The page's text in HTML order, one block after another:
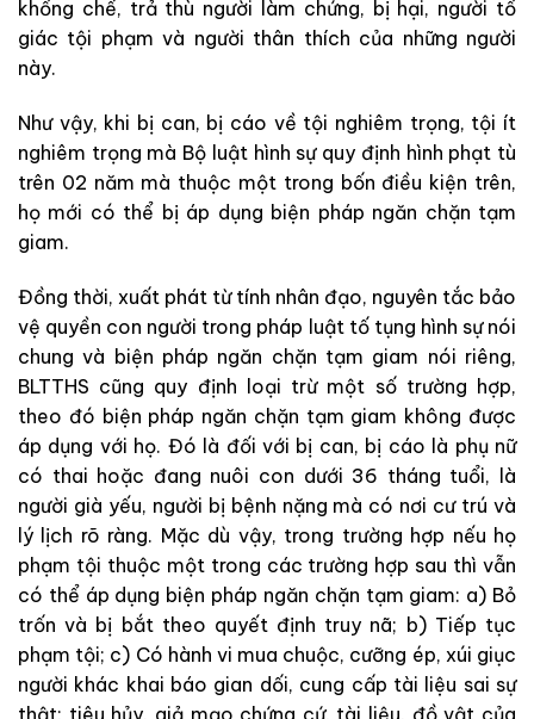
khống chế, trả thù người làm chứng, bị hại, người tố
giác tội phạm và người thân thích của những người
này.
Như vậy, khi bị can, bị cáo về tội nghiêm trọng, tội ít
nghiêm trọng mà Bộ luật hình sự quy định hình phạt tù
trên 02 năm mà thuộc một trong bốn điều kiện trên,
họ mới có thể bị áp dụng biện pháp ngăn chặn tạm
giam.
Đồng thời, xuất phát từ tính nhân đạo, nguyên tắc bảo
vệ quyền con người trong pháp luật tố tụng hình sự nói
chung và biện pháp ngăn chặn tạm giam nói riêng,
BLTTHS cũng quy định loại trừ một số trường hợp,
theo đó biện pháp ngăn chặn tạm giam không được
áp dụng với họ. Đó là đối với bị can, bị cáo là phụ nữ
có thai hoặc đang nuôi con dưới 36 tháng tuổi, là
người già yếu, người bị bệnh nặng mà có nơi cư trú và
lý lịch rõ ràng. Mặc dù vậy, trong trường hợp nếu họ
phạm tội thuộc một trong các trường hợp sau thì vẫn
có thể áp dụng biện pháp ngăn chặn tạm giam: a) Bỏ
trốn và bị bắt theo quyết định truy nã; b) Tiếp tục
phạm tội; c) Có hành vi mua chuộc, cưỡng ép, xúi giục
người khác khai báo gian dối, cung cấp tài liệu sai sự
thật; tiêu hủy, giả mạo chứng cứ, tài liệu, đồ vật của